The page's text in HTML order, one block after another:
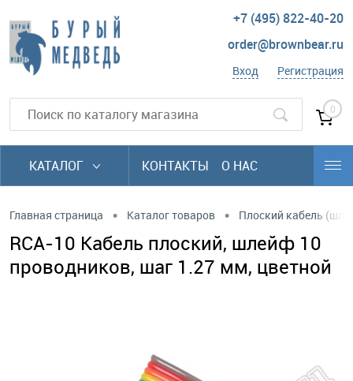
+7 (495) 822-40-20
order@brownbear.ru
Вход Регистрация
0
КАТАЛОГ КОНТАКТЫ О НАС
Главная страница • Каталог товаров • Плоский кабель
RCA-10 Кабель плоский, шлейф 10
проводников, шаг 1.27 мм, цветной